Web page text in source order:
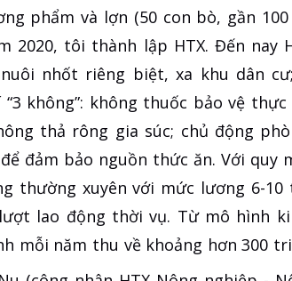
phẩm và lợn (50 con bò, gần
2020, tôi thành lập HTX. Đến
nhốt riêng biệt, xa khu dân
không”: không thuốc bảo vệ
thả rông gia súc; chủ động
đảm bảo nguồn thức ăn. Với quy
thường xuyên với mức lương 6-
lao động thời vụ. Từ mô hình
mỗi năm thu về khoảng hơn 300